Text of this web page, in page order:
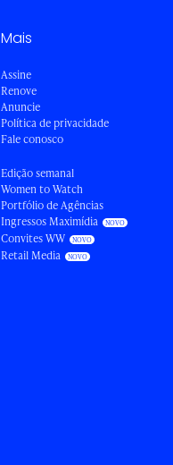
Mais
Assine
Renove
Anuncie
Política de privacidade
Fale conosco
Edição semanal
Women to Watch
Portfólio de Agências
Ingressos Maximídia
Convites WW
Retail Media